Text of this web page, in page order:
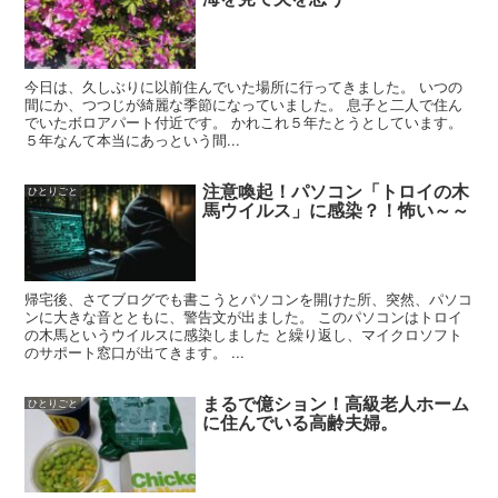
今日は、久しぶりに以前住んでいた場所に行ってきました。 いつの
間にか、つつじが綺麗な季節になっていました。 息子と二人で住ん
でいたボロアパート付近です。 かれこれ５年たとうとしています。
５年なんて本当にあっという間...
ひとりごと 注意喚起！パソコン「トロイの木
馬ウイルス」に感染？！怖い～～
帰宅後、さてブログでも書こうとパソコンを開けた所、突然、パソコ
ンに大きな音とともに、警告文が出ました。 このパソコンはトロイ
の木馬というウイルスに感染しました と繰り返し、マイクロソフト
のサポート窓口が出てきます。 ...
ひとりごと まるで億ション！高級老人ホーム
に住んでいる高齢夫婦。